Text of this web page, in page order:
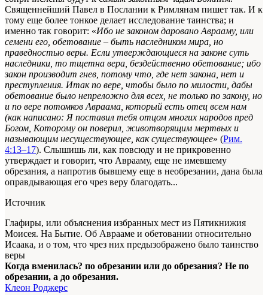
Священнейший Павел в Послании к Римлянам пишет так. И к
тому еще более тонкое делает исследование таинства; и
именно так говорит: «Ибо не законом даровано Аврааму, или
семени его, обетование – быть наследником мира, но
праведностью веры. Если утверждающиеся на законе суть
наследники, то тщетна вера, бездейственно обетование; ибо
закон производит гнев, потому что, где нет закона, нет и
преступления. Итак по вере, чтобы было по милости, дабы
обетование было непреложно для всех, не только по закону, но
и по вере потомков Авраама, который есть отец всем нам
(как написано: Я поставил тебя отцом многих народов пред
Богом, Которому он поверил, животворящим мертвых и
называющим несуществующее, как существующее» (Рим.
4:13–17). Слышишь ли, как повсюду и не прикровенно
утверждает и говорит, что Аврааму, еще не имевшему
обрезания, а напротив бывшему еще в необрезании, дана была
оправдывающая его чрез веру благодать...
Источник
Глафиры, или объяснения избранных мест из Пятикнижия
Моисея. На Бытие. Об Аврааме и обетовании относительно
Исаака, и о том, что чрез них предызображено было таинство
веры
Когда вменилась? по обрезании или до обрезания? Не по
обрезании, а до обрезания.
Клеон Роджерс